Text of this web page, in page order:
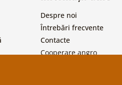
Despre noi
Întrebări frecvente
Contacte
Cooperare angro